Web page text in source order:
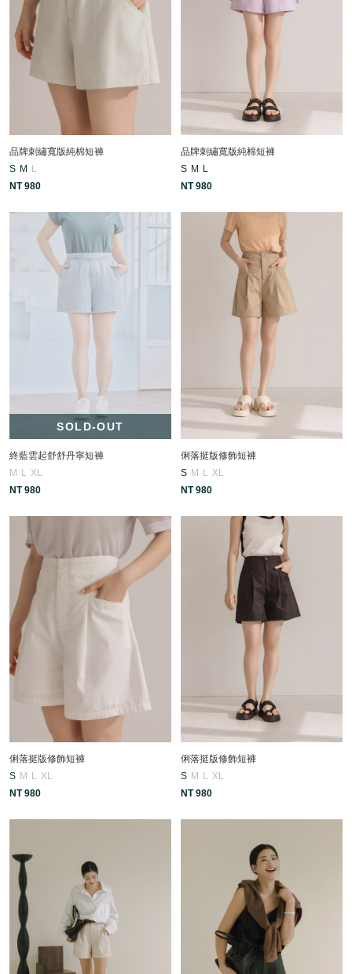
品牌刺繡寬版純棉短褲
S M
L
NT 980
品牌刺繡寬版純棉短褲
S M
L
NT 980
SOLD-OUT
終藍雲起舒舒丹寧短褲
M L
XL
NT 980
俐落挺版修飾短褲
S M L
XL
NT 980
俐落挺版修飾短褲
S M L XL
NT 980
俐落挺版修飾短褲
S M L XL
NT 980